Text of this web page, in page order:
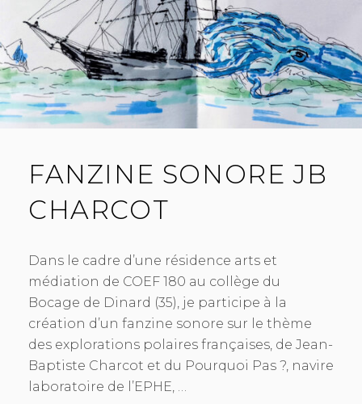
FANZINE SONORE JB
CHARCOT
Dans le cadre d’une résidence arts et
médiation de COEF 180 au collège du
Bocage de Dinard (35), je participe à la
création d’un fanzine sonore sur le thème
des explorations polaires françaises, de Jean-
Baptiste Charcot et du Pourquoi Pas ?, navire
laboratoire de l’EPHE, …